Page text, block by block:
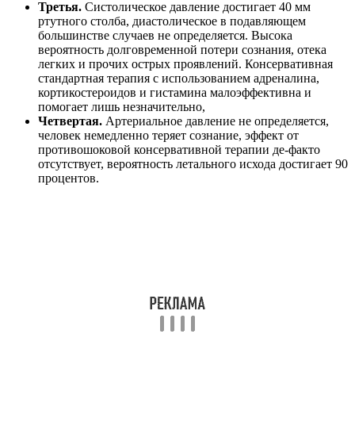
Третья. Систолическое давление достигает 40 мм
ртутного столба, диастолическое в подавляющем
большинстве случаев не определяется. Высока
вероятность долговременной потери сознания, отека
легких и прочих острых проявлений. Консервативная
стандартная терапия с использованием адреналина,
кортикостероидов и гистамина малоэффективна и
помогает лишь незначительно,
Четвертая. Артериальное давление не определяется,
человек немедленно теряет сознание, эффект от
противошоковой консервативной терапии де-факто
отсутствует, вероятность летального исхода достигает 90
процентов.